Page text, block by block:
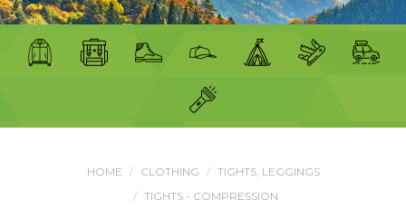
HOME CLOTHING
TIGHTS, LEGGINGS
TIGHTS - COMPRESSION